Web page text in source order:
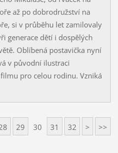
až po dobrodružství na
si v průběhu let zamilovaly
generace dětí i dospělých
Oblíbená postavička nyní
v původní ilustraci
pro celou rodinu. Vzniká
29 30 31 32 > >>